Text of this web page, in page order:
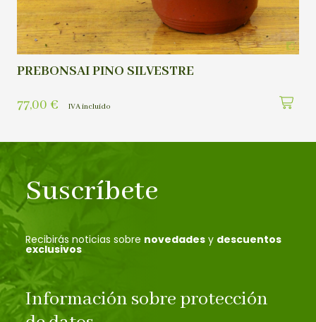
PREBONSAI PINO SILVESTRE
77,00 € IVA incluído
Suscríbete
Recibirás noticias sobre novedades y descuentos
exclusivos
Información sobre protección